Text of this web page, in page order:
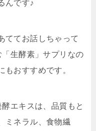
んです♪
ててお話しちゃって
「生酵素」サプリ なの
もおすすめです。
エキスは、品質もと
ミネラル、食物繊